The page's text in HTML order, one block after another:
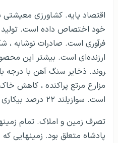
اقتصاد پایه. کشاورزی
خود اختصاص داده است. تولید
فرآوری است. صادرات نوشابه ،
مزارع مرتع پراکنده ، کاهش
است. سوازیلند ۲۲ درصد بیکاری دارد.
تصرف زمین و املاک. تمام
پادشاه متعلق بود. زمین­هایی